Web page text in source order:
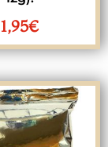
1,95€
de